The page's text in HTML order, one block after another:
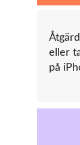
eller
på